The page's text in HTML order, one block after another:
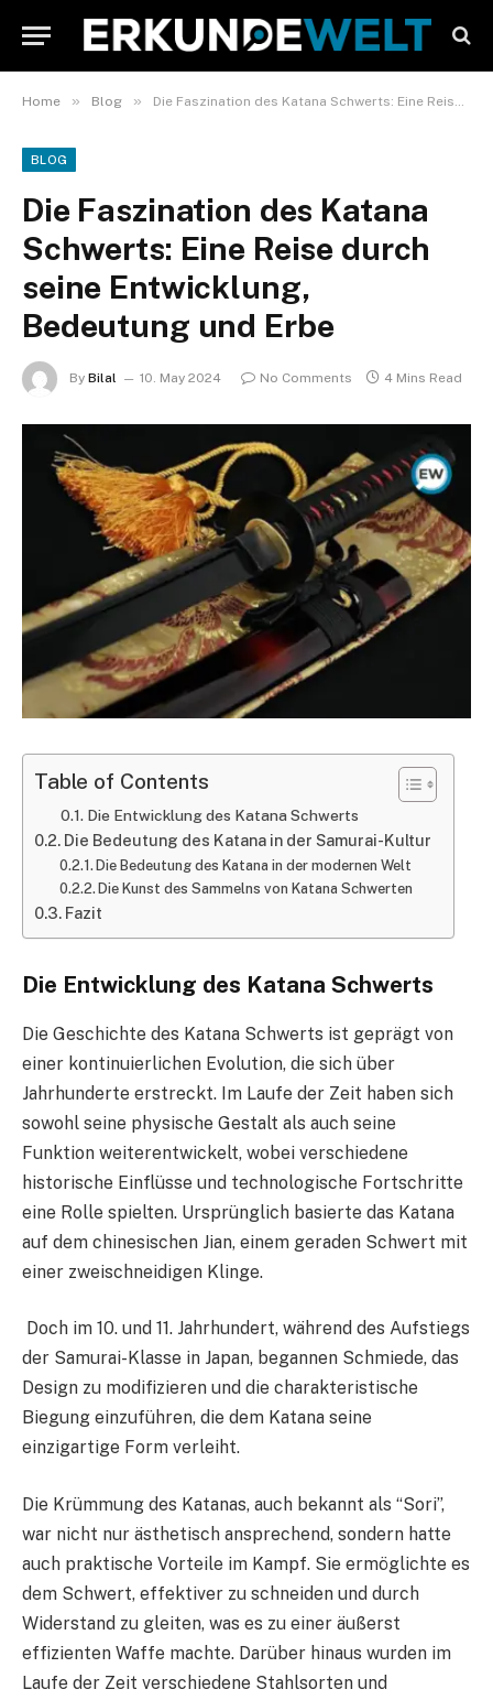
Home » Blog » Die Faszination des Katana Schwerts: Eine Reise durch seine Entwicklung, Bedeutung und Erbe
BLOG
Die Faszination des Katana
Schwerts: Eine Reise durch
seine Entwicklung,
Bedeutung und Erbe
By Bilal 10. May 2024 No Comments 4 Mins Read
Table of Contents
Die Entwicklung des Katana Schwerts
Die Bedeutung des Katana in der Samurai-Kultur
Die Bedeutung des Katana in der modernen Welt
Die Kunst des Sammelns von Katana Schwerten
Fazit
Die Entwicklung des Katana Schwerts
Die Geschichte des Katana Schwerts ist geprägt von
einer kontinuierlichen Evolution, die sich über
Jahrhunderte erstreckt. Im Laufe der Zeit haben sich
sowohl seine physische Gestalt als auch seine
Funktion weiterentwickelt, wobei verschiedene
historische Einflüsse und technologische Fortschritte
eine Rolle spielten. Ursprünglich basierte das Katana
auf dem chinesischen Jian, einem geraden Schwert mit
einer zweischneidigen Klinge.
Doch im 10. und 11. Jahrhundert, während des Aufstiegs
der Samurai-Klasse in Japan, begannen Schmiede, das
Design zu modifizieren und die charakteristische
Biegung einzuführen, die dem Katana seine
einzigartige Form verleiht.
Die Krümmung des Katanas, auch bekannt als “Sori”,
war nicht nur ästhetisch ansprechend, sondern hatte
auch praktische Vorteile im Kampf. Sie ermöglichte es
dem Schwert, effektiver zu schneiden und durch
Widerstand zu gleiten, was es zu einer äußerst
effizienten Waffe machte. Darüber hinaus wurden im
Laufe der Zeit verschiedene Stahlsorten und